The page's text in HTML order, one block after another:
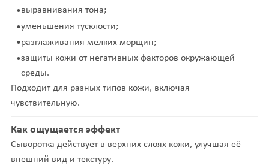
выравнивания тона;
уменьшения тусклости;
разглаживания мелких морщин;
защиты кожи от негативных факторов окружающей
среды.
Подходит для разных типов кожи, включая
чувствительную.
Как ощущается эффект
Сыворотка действует в верхних слоях кожи, улучшая её
внешний вид и текстуру.